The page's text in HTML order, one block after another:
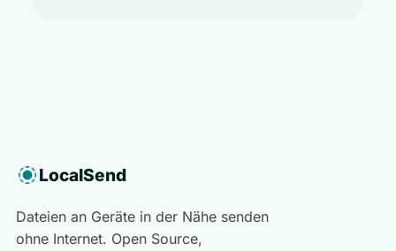
LocalSend
Dateien an Geräte in der Nähe senden
ohne Internet. Open Source,